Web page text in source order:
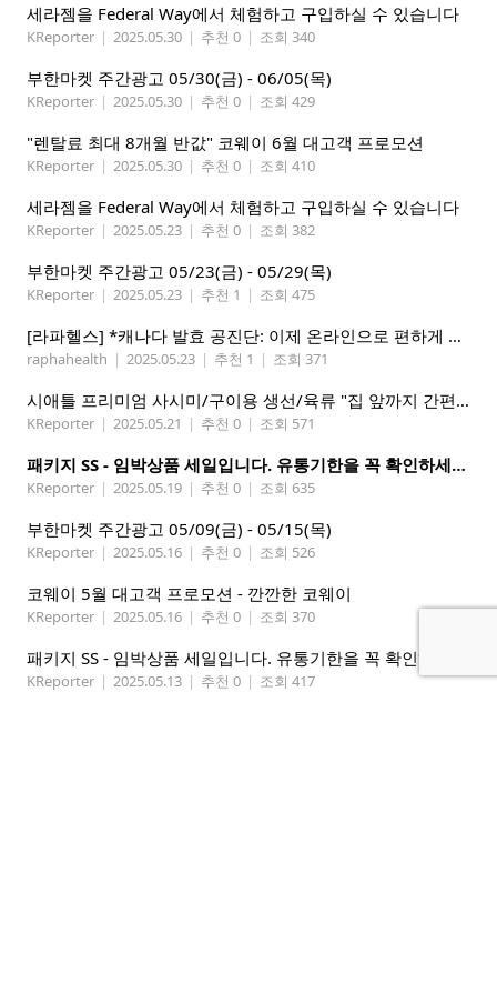
세라젬을 Federal Way에서 체험하고 구입하실 수 있습니다
KReporter | 2025.05.30 | 추천 0 | 조회 340
부한마켓 주간광고 05/30(금) - 06/05(목)
KReporter | 2025.05.30 | 추천 0 | 조회 429
"렌탈료 최대 8개월 반값" 코웨이 6월 대고객 프로모션
KReporter | 2025.05.30 | 추천 0 | 조회 410
세라젬을 Federal Way에서 체험하고 구입하실 수 있습니다
KReporter | 2025.05.23 | 추천 0 | 조회 382
부한마켓 주간광고 05/23(금) - 05/29(목)
KReporter | 2025.05.23 | 추천 1 | 조회 475
[라파헬스] *캐나다 발효 공진단: 이제 온라인으로 편하게 구매하세요.*
raphahealth | 2025.05.23 | 추천 1 | 조회 371
시애틀 프리미엄 사시미/구이용 생선/육류 "집 앞까지 간편하게" – 영오션닷컴
KReporter | 2025.05.21 | 추천 0 | 조회 571
패키지 SS - 임박상품 세일입니다. 유통기한을 꼭 확인하세요.
KReporter | 2025.05.19 | 추천 0 | 조회 635
부한마켓 주간광고 05/09(금) - 05/15(목)
KReporter | 2025.05.16 | 추천 0 | 조회 526
코웨이 5월 대고객 프로모션 - 깐깐한 코웨이
KReporter | 2025.05.16 | 추천 0 | 조회 370
KReporter | 2025.05.13 | 추천 0 | 조회 417